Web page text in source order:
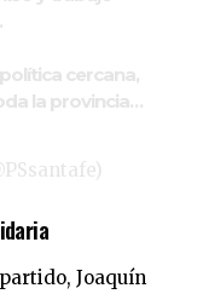
cercana,
la provincia…
Joaquín